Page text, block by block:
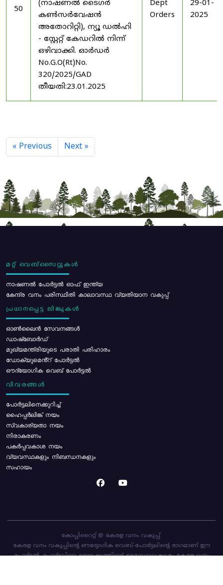
50
(നാഷണൽ ടൈഗർ
കൺസർവേഷൻ
അതോറിറ്റി), ന്യൂ ഡൽഹി
- സ്റ്റേറ്റ് കേഡറിൽ നിന്ന്
ഒഴിവാക്കി. ഓർഡർ
No.G.O(Rt)No.
320/2025/GAD
തീയതി:23.01.2025
Dept
Orders
29-01-
2025
« Previous Next »
മറ്റ് വെബ്സൈറ്റുകൾ
നാഷണൽ പോർട്ടൽ ഓഫ് ഇന്ത്യ
കേന്ദ്ര വനം പരിസ്ഥിതി കാലാവസ്ഥ വ്യതിയാന വകുപ്പ്
പ്രധാനപ്പെട്ട ലിങ്കുകൾ
ഓൺലൈൻ സേവനങ്ങൾ
ഡാഷ്ബോർഡ്
മുഖ്യമന്ത്രിയുടെ പരാതി പരിഹാരം
ഡോക്യുമെൻ്റ് പോർട്ടൽ
ഔദ്യോഗിക വെബ് പോർട്ടൽ
വിവരങ്ങൾ
പോര്‍ട്ടലിനെക്കുറിച്ച്
ഹൈപ്പർലിങ്ക് നയം
സ്വകാര്യതാ നയം
നിരാകരണം
പകർപ്പവകാശ നയം
വ്യവസ്ഥകളും നിബന്ധനകളും
സഹായം
കോപ്പിറൈറ്റ് @ കേരള വനം വകുപ്പ്.
കേരള വനം വകുപ്പിന്റെ ഔദ്യോഗിക വെബ്-പോർട്ടലിന്റെ ഭാഗമാണ് ഈ
പോർട്ടൽ. പോർട്ടലിലെ ഉള്ളടക്കത്തിന്റെ ഉടമസ്ഥാവകാശം കേരള വനം